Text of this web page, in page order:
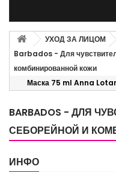
УХОД ЗА ЛИЦОМ
Barbados - Для
комбинированной кожи
Маска 75 ml Anna
BARBADOS - ДЛЯ
СЕБОРЕЙНОЙ И
ИНФО